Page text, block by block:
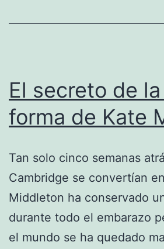
El secreto de
forma de Kate
Tan solo cinco semanas
Cambridge se convertían
Middleton ha conservado
durante todo el embarazo
el mundo se ha quedado